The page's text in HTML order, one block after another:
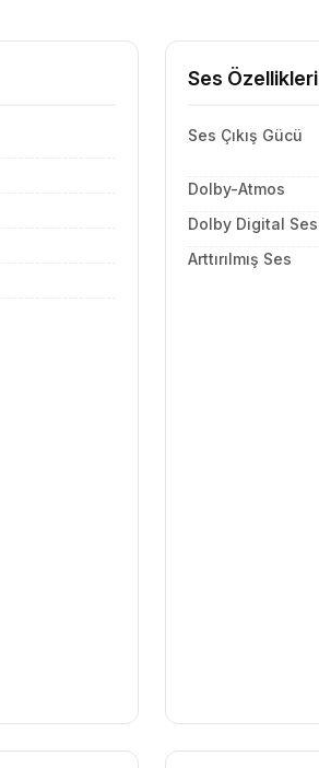
Ses Özellikleri
Ses Çıkış Gücü
Dolby-Atmos
Dolby Digital Ses
Arttırılmış Ses